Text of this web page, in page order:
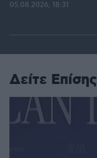
05.08.2026, 18:31
Δείτε Επίσης